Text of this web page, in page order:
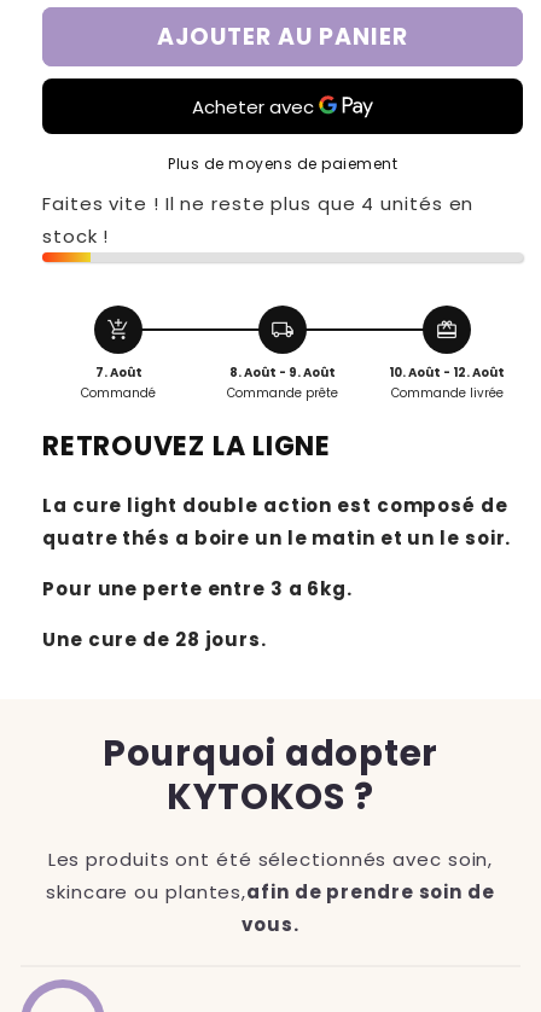
quantité
CURE
ACTION
quantité
de
CURE
DOUBLE
ACTION
AJOUTER AU PANIER
Plus de moyens de paiement
Faites vite ! Il ne reste plus que 4 unités en
stock !
add_shopping_cart
7. Août
Commandé
local_shipping
8. Août - 9. Août
Commande prête
redeem
10. Août - 12. Août
Commande livrée
RETROUVEZ LA LIGNE
La cure light double action est composé de
quatre thés a boire un le matin et un le soir.
Pour une perte entre 3 a 6kg.
Une cure de 28 jours.
Pourquoi adopter
KYTOKOS ?
Les produits ont été sélectionnés avec soin,
skincare ou plantes,afin de prendre soin de
vous.